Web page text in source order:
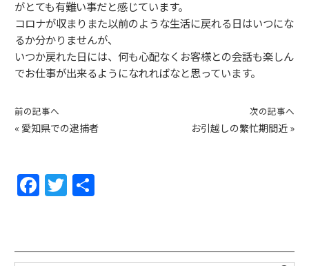
がとても有難い事だと感じています。
コロナが収まりまた以前のような生活に戻れる日はいつにな
るか分かりませんが、
いつか戻れた日には、何も心配なくお客様との会話も楽しん
でお仕事が出来るようになれればなと思っています。
前の記事へ
« 愛知県での逮捕者
次の記事へ
お引越しの繁忙期間近 »
F
a
e
T
w
er